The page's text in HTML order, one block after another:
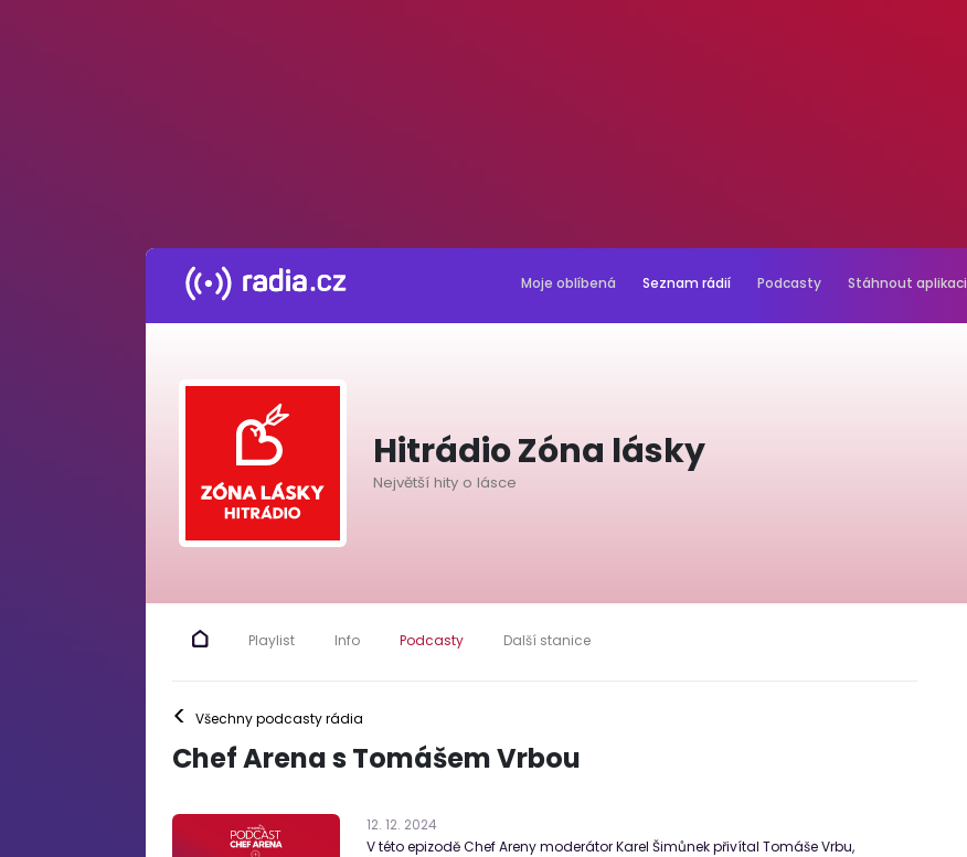
Moje oblíbená Seznam rádií Podcasty Stáhnout aplikaci
Hitrádio Zóna lásky
Největší hity o lásce
Playlist Info Podcasty Další stanice
< Všechny podcasty rádia
Chef Arena s Tomášem Vrbou
12. 12. 2024
V této epizodě Chef Areny moderátor Karel Šimůnek přivítal Tomáše Vrbu,